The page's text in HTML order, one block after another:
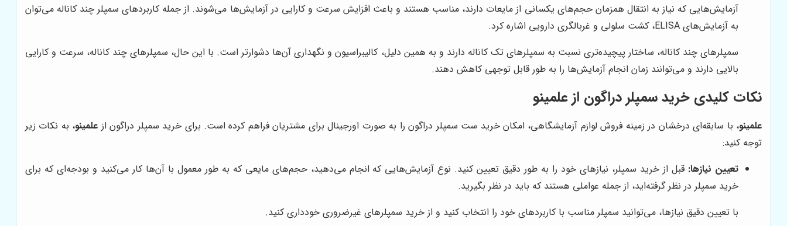
آزمایش‌هایی که نیاز به انتقال همزمان حجم‌های یکسانی از مایعات دارند، مناسب هستند و باعث افزایش سرعت و کارایی در آزمایش‌ها می‌شوند. از جمله کاربردهای سمپلر چند کاناله می‌توان
به آزمایش‌های ELISA، کشت سلولی و غربالگری دارویی اشاره کرد.
سمپلرهای چند کاناله، ساختار پیچیده‌تری نسبت به سمپلرهای تک کاناله دارند و به همین دلیل، کالیبراسیون و نگهداری آن‌ها دشوارتر است. با این حال، سمپلرهای چند کاناله، سرعت و کارایی
بالایی دارند و می‌توانند زمان انجام آزمایش‌ها را به طور قابل توجهی کاهش دهند.
نکات کلیدی خرید سمپلر دراگون از علمینو
علمینو، با سابقه‌ای درخشان در زمینه فروش لوازم آزمایشگاهی، امکان خرید ست سمپلر دراگون را به صورت اورجینال برای مشتریان فراهم کرده است. برای خرید سمپلر دراگون از علمینو، به نکات زیر
توجه کنید:
تعیین نیازها: قبل از خرید سمپلر، نیازهای خود را به طور دقیق تعیین کنید. نوع آزمایش‌هایی که انجام می‌دهید، حجم‌های مایعی که به طور معمول با آن‌ها کار می‌کنید و بودجه‌ای که برای
خرید سمپلر در نظر گرفته‌اید، از جمله عواملی هستند که باید در نظر بگیرید.
با تعیین دقیق نیازها، می‌توانید سمپلر مناسب با کاربردهای خود را انتخاب کنید و از خرید سمپلرهای غیرضروری خودداری کنید.